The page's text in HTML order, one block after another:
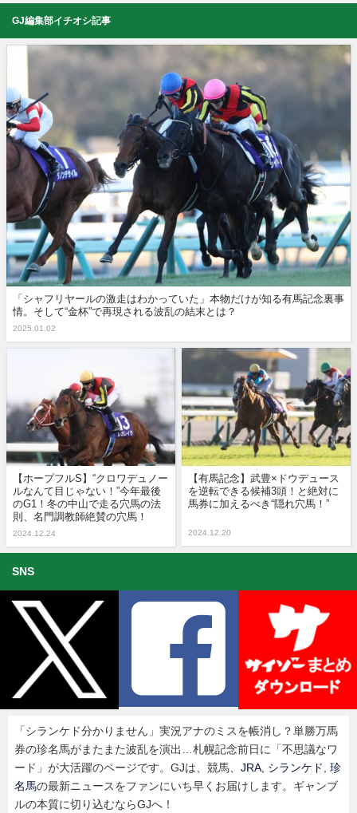
GJ編集部イチオシ記事
「シャフリヤールの激走はわかっていた」本物だけが知る有馬記念裏事
情。そして“金杯”で再現される波乱の結末とは？
2025.01.02
【ホープフルS】“クロワデュノー
ルなんて目じゃない！”今年最後
のG1！冬の中山で走る穴馬の法
則、名門調教師絶賛の穴馬！
2024.12.24
【有馬記念】武豊×ドウデュース
を逆転できる候補3頭！と絶対に
馬券に加えるべき“隠れ穴馬！”
2024.12.20
SNS
「シランケド分かりません」実況アナのミスを帳消し？単勝万馬
券の珍名馬がまたまた波乱を演出…札幌記念前日に「不思議なワ
ード」が大活躍のページです。GJは、競馬、 JRA, シランケド, 珍
名馬の最新ニュースをファンにいち早くお届けします。ギャンブ
ルの本質に切り込むならGJへ！